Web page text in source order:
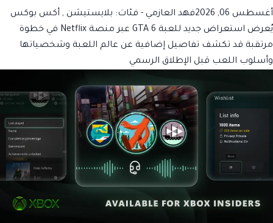
أغسطس 06, 2026 فهد العازمي - فئات: بلايستيشن , أكس بوكس
يُعرض استعراض جديد للعبة GTA 6 عبر منصة Netflix في خطوة
مرتقبة قد تكشف تفاصيل إضافية عن عالم اللعبة وشخصياتها
وأسلوب اللعب قبل الإطلاق الرسمي